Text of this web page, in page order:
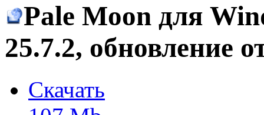
Pale Moon для
25.7.2, обновление
Скачать